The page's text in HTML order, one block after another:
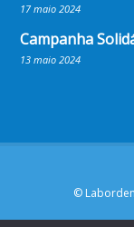
17 maio 2024
Campanha
13 maio 2024
©